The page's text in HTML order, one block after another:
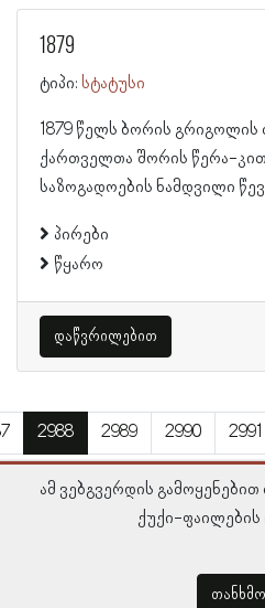
1879
ტიპი: სტატუსი
1879 წელს ბორის გრიგოლის
ქართველთა შორის წერა-
საზოგადოების ნამდვილი
პირები
წყარო
დაწვრილებით
2988 2989 2990 2991
ამ ვებგვერდის
ქუქი-ფაილების